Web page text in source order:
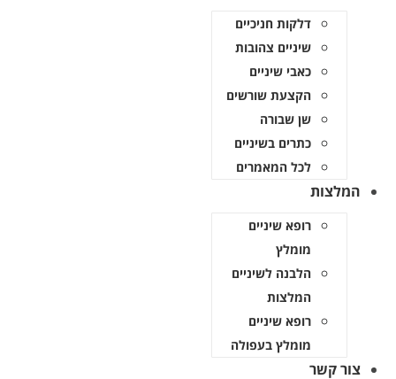
דלקות חניכיים
שיניים צהובות
כאבי שיניים
הקצעת שורשים
שן שבורה
כתרים בשיניים
לכל המאמרים
רופא שיניים
הלבנה לשיניים
רופא שיניים
מומלץ בעפולה